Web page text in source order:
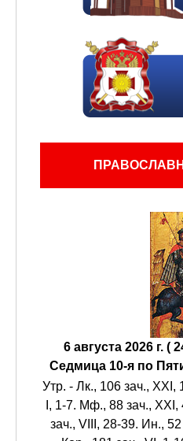
6 августа 2026 г. (
Седмица 10-я по
Утр. - Лк., 106 зач., XXI,
I, 1-7. Мф., 88 зач., XXI,
зач., VIII, 28-39. Ин., 52